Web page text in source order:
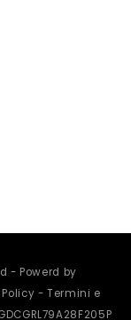
- Powerd by
-Termini e